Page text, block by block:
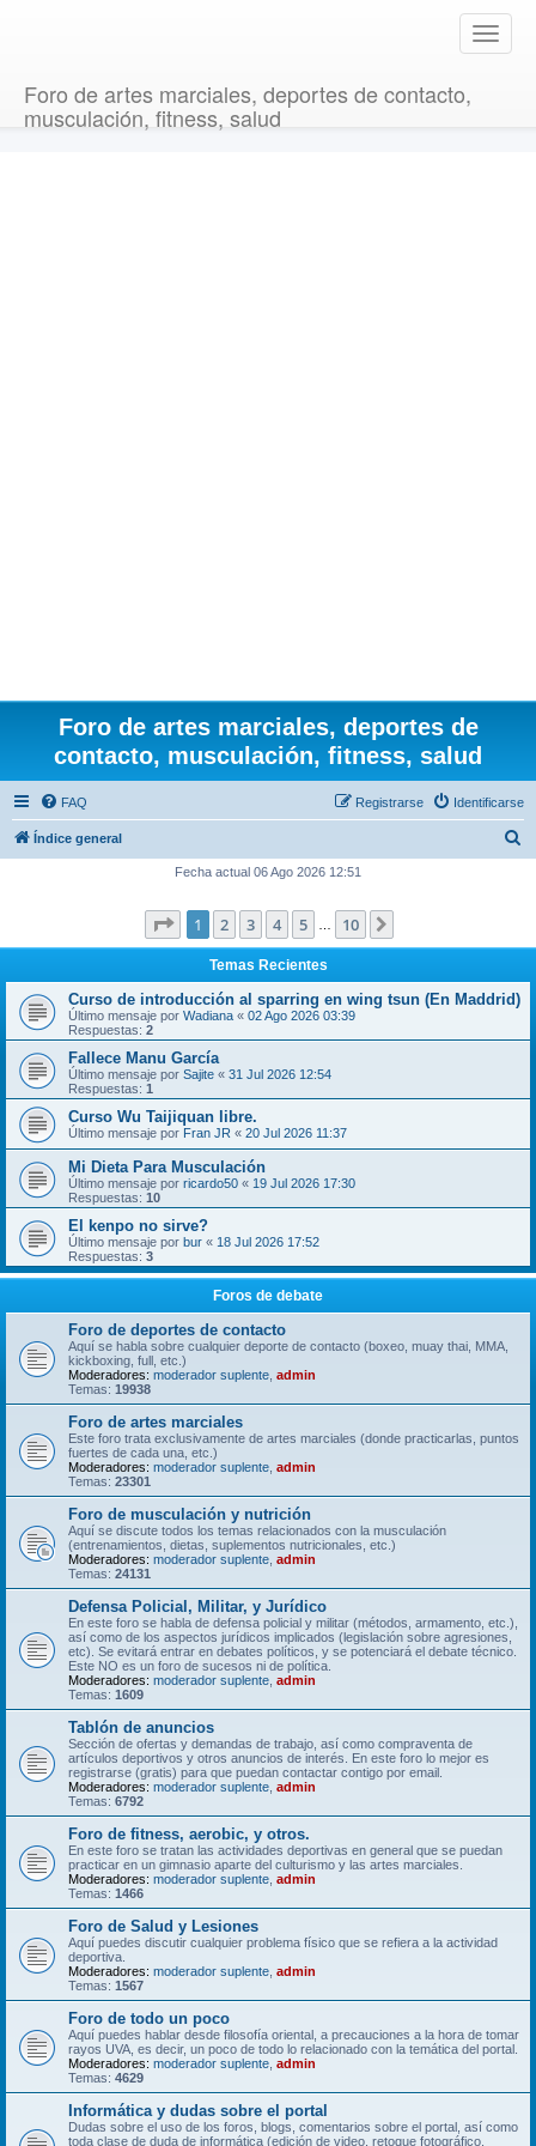
T
o
Foro de artes marciales, deportes de contacto,
musculación, fitness, salud
Foro de artes marciales, deportes de
contacto, musculación, fitness, salud
FAQ Identificarse
Registrarse
Índice general
a
r
Fecha actual 06 Ago 2026 12:51
Página de 10
1 2 3 4 5 10
Temas Recientes
Curso de introducción al sparring en wing tsun (En Maddrid)
Último mensaje por Wadiana « 02 Ago 2026 03:39
Respuestas: 2
Fallece Manu García
Último mensaje por Sajite « 31 Jul 2026 12:54
Respuestas: 1
Curso Wu Taijiquan libre.
Último mensaje por Fran JR « 20 Jul 2026 11:37
Mi Dieta Para Musculación
Último mensaje por ricardo50 « 19 Jul 2026 17:30
Respuestas: 10
El kenpo no sirve?
Último mensaje por bur « 18 Jul 2026 17:52
Respuestas: 3
Foros de debate
Foro de deportes de contacto
Aquí se habla sobre cualquier deporte de contacto (boxeo, muay thai, MMA,
kickboxing, full, etc.)
Moderadores: moderador suplente admin
Temas: 19938
Foro de artes marciales
Este foro trata exclusivamente de artes marciales (donde practicarlas, puntos
fuertes de cada una, etc.)
Moderadores: moderador suplente admin
Temas: 23301
Foro de musculación y nutrición
Aquí se discute todos los temas relacionados con la musculación
(entrenamientos, dietas, suplementos nutricionales, etc.)
Moderadores: moderador suplente admin
Temas: 24131
Defensa Policial, Militar, y Jurídico
En este foro se habla de defensa policial y militar (métodos, armamento, etc.),
así como de los aspectos jurídicos implicados (legislación sobre agresiones,
etc). Se evitará entrar en debates políticos, y se potenciará el debate técnico.
Este NO es un foro de sucesos ni de política.
Moderadores: moderador suplente admin
Temas: 1609
Tablón de anuncios
Sección de ofertas y demandas de trabajo, así como compraventa de
artículos deportivos y otros anuncios de interés. En este foro lo mejor es
registrarse (gratis) para que puedan contactar contigo por email.
Moderadores: moderador suplente admin
Temas: 6792
Foro de fitness, aerobic, y otros.
En este foro se tratan las actividades deportivas en general que se puedan
practicar en un gimnasio aparte del culturismo y las artes marciales.
Moderadores: moderador suplente admin
Temas: 1466
Foro de Salud y Lesiones
Aquí puedes discutir cualquier problema físico que se refiera a la actividad
deportiva.
Moderadores: moderador suplente admin
Temas: 1567
Foro de todo un poco
Aquí puedes hablar desde filosofía oriental, a precauciones a la hora de tomar
rayos UVA, es decir, un poco de todo lo relacionado con la temática del portal.
Moderadores: moderador suplente admin
Temas: 4629
Informática y dudas sobre el portal
Dudas sobre el uso de los foros, blogs, comentarios sobre el portal, así como
toda clase de duda de informática (edición de video, retoque fotográfico,